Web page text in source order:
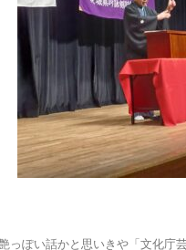
っぽい話かと思いきや「文化庁